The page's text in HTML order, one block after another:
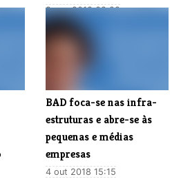
9 nov 2018 08:22
​BAD foca-se nas infra-
estruturas e abre-se às
pequenas e médias
empresas
4 out 2018 15:15